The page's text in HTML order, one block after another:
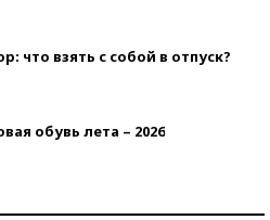
что взять с собой в отпуск?
обувь лета – 2026